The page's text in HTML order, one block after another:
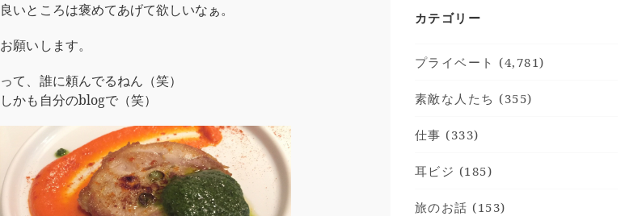
良いところは褒めてあげて欲しいなぁ。
お願いします。
って、誰に頼んでるねん（笑）
しかも自分のblogで（笑）
カテゴリー
プライベート (4,781)
素敵な人たち (355)
仕事 (333)
耳ビジ (185)
旅のお話 (153)